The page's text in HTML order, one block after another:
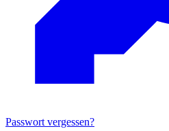
Passwort vergessen?